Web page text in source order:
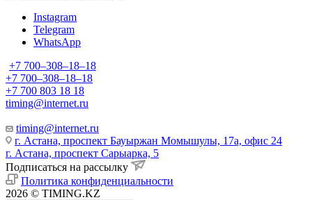
Instagram
Telegram
WhatsApp
+7 700‒308‒18‒18
+7 700‒308‒18‒18
+7 700 803 18 18
timing@internet.ru
timing@internet.ru
г. Астана, проспект Бауыржан Момышулы, 17а, офис 24
г. Астана, проспект Сарыарка, 5
Подписаться на рассылку
Политика конфиденциальности
2026 © TIMING.KZ